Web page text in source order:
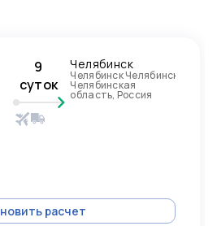
9
суток
Челябинск
Челябинск Челябинск
Челябинская
область, Россия
расчет